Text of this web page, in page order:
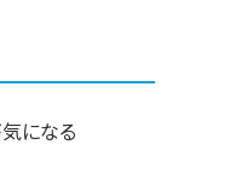
になる